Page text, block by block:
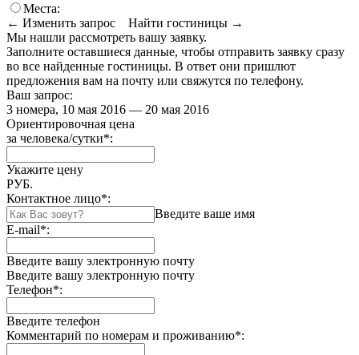
Места:
← Изменить запрос
Найти гостиницы →
Мы нашли рассмотреть вашу заявку.
Заполните оставшиеся данные, чтобы отправить заявку сразу
во все найденные гостиницы. В ответ они пришлют
предложения вам на почту или свяжутся по телефону.
Ваш запрос:
3 номера, 10 мая 2016 — 20 мая 2016
Ориентировочная цена
за человека/сутки*:
Укажите цену
РУБ.
Контактное лицо*:
Введите ваше имя
E-mail*:
Введите вашу электронную почту
Введите вашу электронную почту
Телефон*:
Введите телефон
Комментарий по номерам и проживанию*: